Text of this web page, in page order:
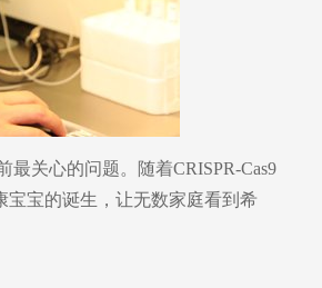
关心的问题。随着CRISPR-Cas9
宝宝的诞生，让无数家庭看到希